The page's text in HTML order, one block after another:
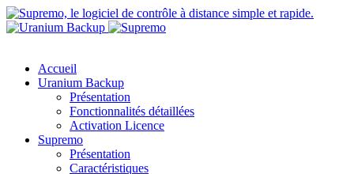
Accueil
Uranium Backup
Présentation
Fonctionnalités détaillées
Activation Licence
Supremo
Présentation
Caractéristiques